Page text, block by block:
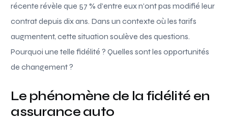
récente révèle que 57 % d’entre eux n’ont pas modifié leur
contrat depuis dix ans. Dans un contexte où les tarifs
augmentent, cette situation soulève des questions.
Pourquoi une telle fidélité ? Quelles sont les opportunités
de changement ?
Le phénomène de la fidélité en
assurance auto